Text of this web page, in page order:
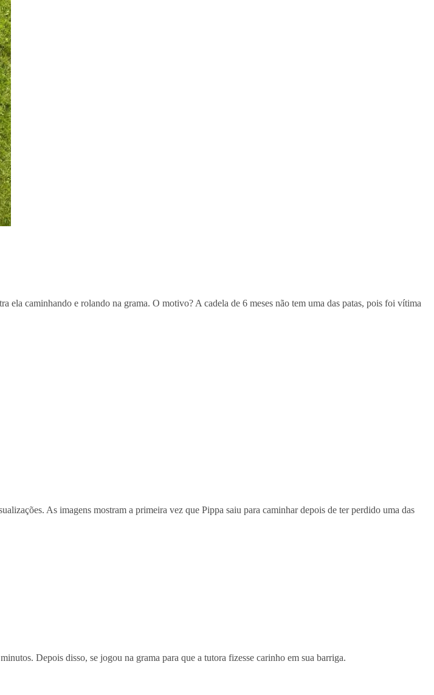
ela caminhando e rolando na grama. O motivo? A cadela de 6 meses não tem uma das patas, pois foi vítima
As imagens mostram a primeira vez que Pippa saiu para caminhar depois de ter perdido uma das
Depois disso, se jogou na grama para que a tutora fizesse carinho em sua barriga.